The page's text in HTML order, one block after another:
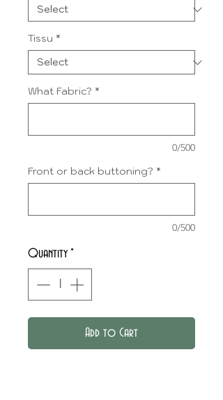
Tissu *
What Fabric? *
0/500
Front or back buttoning? *
0/500
Quantity *
Add to Cart